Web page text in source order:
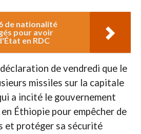
de nationalité
pour avoir
en RDC
de vendredi que le
missiles sur la capitale
a incité le gouvernement
Éthiopie pour empêcher de
et protéger sa sécurité